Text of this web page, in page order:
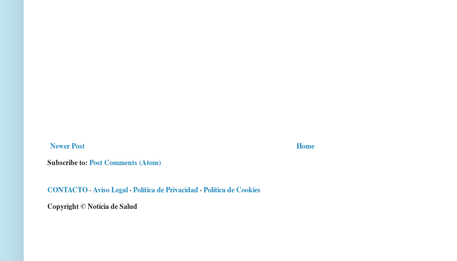
Newer Post
Home
Subscribe to: Post Comments (Atom)
CONTACTO·Aviso Legal·Política de Privacidad·Política de Cookies
Copyright © Noticia de Salud